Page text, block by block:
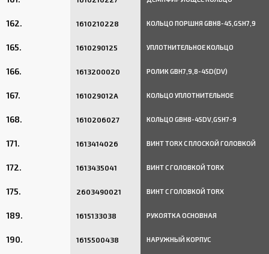
162. 1610210228 КОЛЬЦО ПОРШНЯ GBH8-45,GSH7,9
165. 1610290125 УПЛОТНИТЕЛЬНОЕ КОЛЬЦО
166. 1613200020 РОЛИК GBH7,9,8-45D(DV)
167. 161029012A КОЛЬЦО УПЛОТНИТЕЛЬНОЕ
168. 1610206027 КОЛЬЦО GBH8-45DV,GSH7-9
171. 1613414026 ВИНТ TORX С ПЛОСКОЙ ГОЛОВКОЙ
172. 1613435041 ВИНТ С ГОЛОВКОЙ TORX
175. 2603490021 ВИНТ С ГОЛОВКОЙ TORX
189. 1615133038 РУКОЯТКА ОСНОВНАЯ
190. 1615500438 НАРУЖНЫЙ КОРПУС